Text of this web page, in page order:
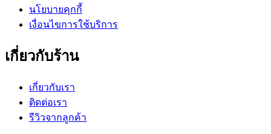
นโยบายคุกกี้
เงื่อนไขการใช้บริการ
เกี่ยวกับร้าน
เกี่ยวกับเรา
ติดต่อเรา
รีวิวจากลูกค้า